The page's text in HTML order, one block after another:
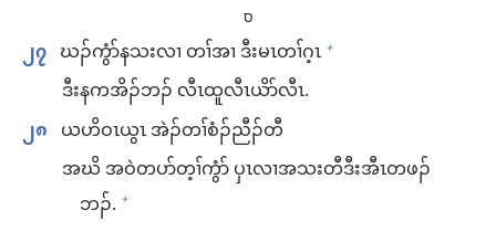
ס
၂၇ ဃၣ်ကွံာ်​န​သး​လၢ တၢ်အၢ ဒီး​မၤ​တၢ်ဂ့ၤ +
ဒီး​န​ကအိၣ်​ဘၣ်​ လီၤထူ​လီၤယိာ်​လီၤ.
၂၈ ယဟိဝၤ​ယွၤ အဲၣ်တၢ်​စံၣ်ညီၣ်​တီ
အဃိ အ​ဝဲ​တ​ပာ်တ့ၢ်​ကွံာ် ပှၤလၢ​အသး​တီ​ဒီး​အီၤ​တဖၣ်​
ဘၣ်. +